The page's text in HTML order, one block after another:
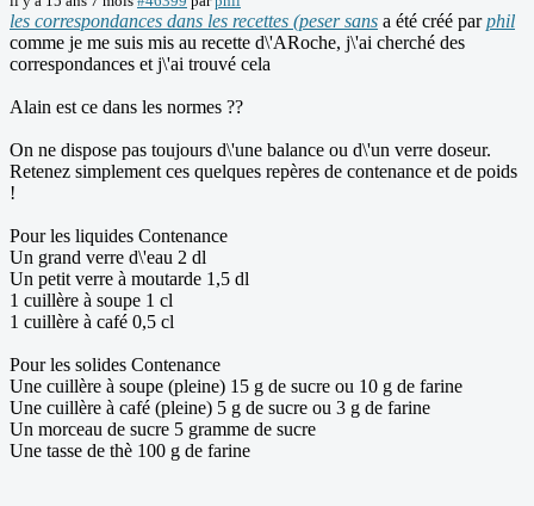
les correspondances dans les recettes (peser sans a été créé parphil
comme je me suis mis au recette d\'ARoche, j\'ai cherché des
correspondances et j\'ai trouvé cela
Alain est ce dans les normes ??
On ne dispose pas toujours d\'une balance ou d\'un verre doseur.
Retenez simplement ces quelques repères de contenance et de poids
!
Pour les liquides Contenance
Un grand verre d\'eau 2 dl
Un petit verre à moutarde 1,5 dl
1 cuillère à soupe 1 cl
1 cuillère à café 0,5 cl
Pour les solides Contenance
Une cuillère à soupe (pleine) 15 g de sucre ou 10 g de farine
Une cuillère à café (pleine) 5 g de sucre ou 3 g de farine
Un morceau de sucre 5 gramme de sucre
Une tasse de thè 100 g de farine